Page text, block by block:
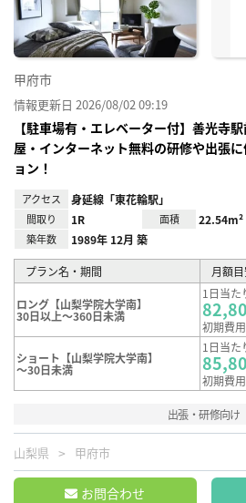
甲府市
情報更新日 2026/08/02 09:19
【駐車場有・エレベーター付】善光寺
屋・インターネット無料の研修や出張
ョン！
アクセス 身延線「東花輪駅」
間取り 1R 面積 22.54m²
築年数 1989年 12月 築
プラン名・期間 月額
ロング【山梨学院大学南】
30日以上～360日未満
1日当た
初期費
ショート【山梨学院大学南】
～30日未満
1日当た
初期費
出張・研修向け
山梨県 甲府市
お問合わせ